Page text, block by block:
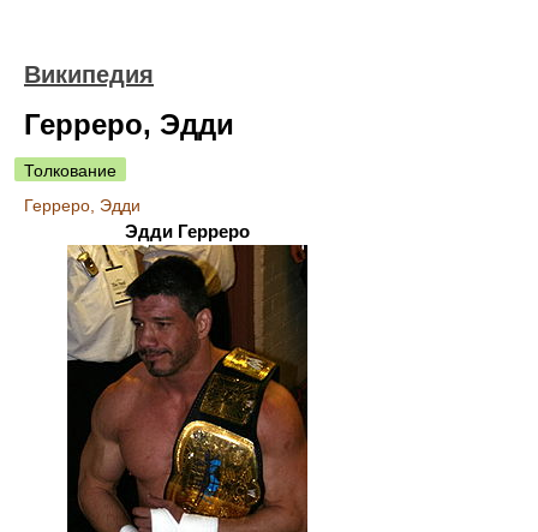
Википедия
Герреро, Эдди
Толкование
Герреро, Эдди
Эдди Герреро